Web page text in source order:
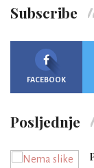
Subscribe
FACEBOOK
Posljednje